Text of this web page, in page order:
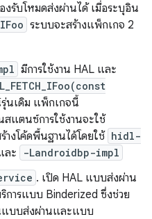
งรับโหมดส่งผ่านได้ เมื่อระบุอิน
ระบบจะสร้างแพ็กเกจ 2
มีการใช้งาน HAL และ
นเดิม แพ็กเกจนี้
สแตนซ์การใช้งานจะใช้
งโค้ดพื้นฐานได้โดยใช้ hidl-
ละ
-Landroidbp-impl
. เปิด HAL แบบส่งผ่าน
การแบบ Binderized ซึ่งช่วย
แบบส่งผ่านและแบบ